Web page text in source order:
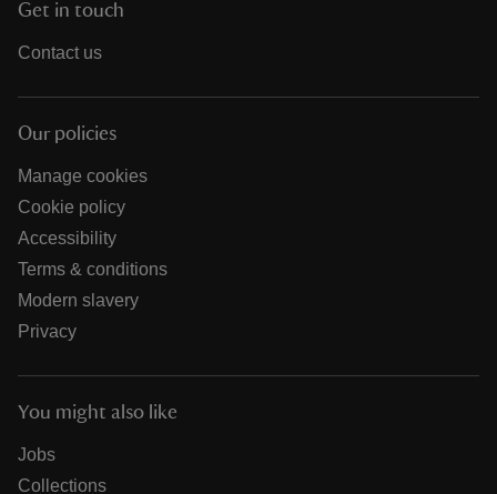
Get in touch
Contact us
Our policies
Manage cookies
Cookie policy
Accessibility
Terms & conditions
Modern slavery
Privacy
You might also like
Jobs
Collections